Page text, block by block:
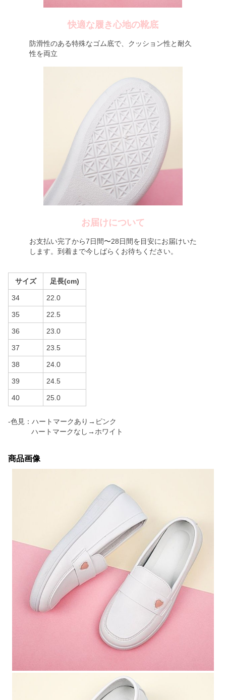
快適な履き心地の靴底
防滑性のある特殊なゴム底で、クッション性と耐久
性を両立
お届けについて
お支払い完了から7日間〜28日間を目安にお届けいた
します。到着まで今しばらくお待ちください。
サイズ 足長(cm)
34 22.0
35 22.5
36 23.0
37 23.5
38 24.0
39 24.5
40 25.0
-色見：ハートマークあり→ピンク
ハートマークなし→ホワイト
商品画像